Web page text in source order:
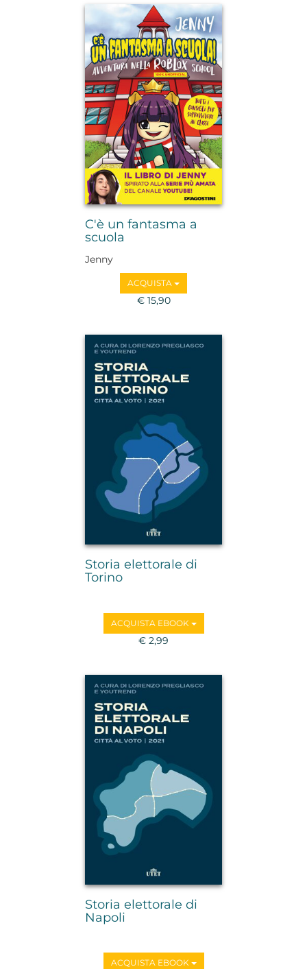
C'è un fantasma a
scuola
Jenny
ACQUISTA
€ 15,90
Storia elettorale di
Torino
ACQUISTA EBOOK
€ 2,99
Storia elettorale di
Napoli
ACQUISTA EBOOK